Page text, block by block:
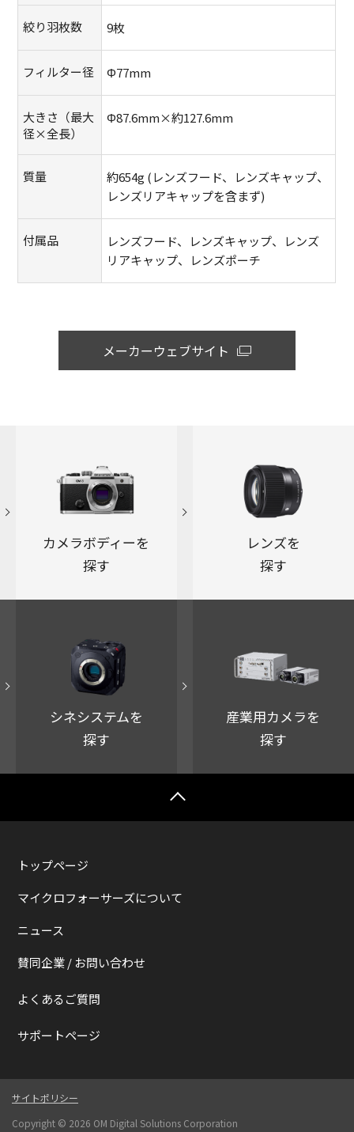
絞り羽枚数 9枚
フィルター径 Φ77mm
大きさ（最大
径×全長）
Φ87.6mm×約127.6mm
質量
約654g (レンズフード、レンズキャップ、
レンズリアキャップを含まず)
付属品
レンズフード、レンズキャップ、レンズ
リアキャップ、レンズポーチ
メーカーウェブサイト
カメラボディーを
探す
レンズを
探す
シネシステムを
探す
産業用カメラを
探す
トップページ
マイクロフォーサーズについて
ニュース
賛同企業 / お問い合わせ
よくあるご質問
サポートページ
Copyright © 2026 OM Digital Solutions Corporation
サイトポリシー